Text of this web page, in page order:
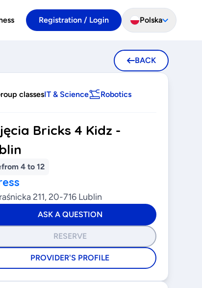
Registration / Login Polska
BACK
classesIT & Science Robotics
Bricks 4 Kidz -
from 4 to 12
211, 20-716 Lublin
ASK A QUESTION
RESERVE
PROVIDER'S PROFILE